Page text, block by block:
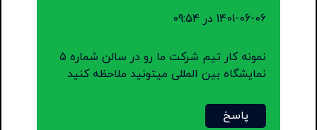
1401-06-06 در 09:54
نمونه کار تیم شرکت ما رو در سالن شماره 5
نمایشگاه بین المللی میتونید ملاحظه کنید
پاسخ